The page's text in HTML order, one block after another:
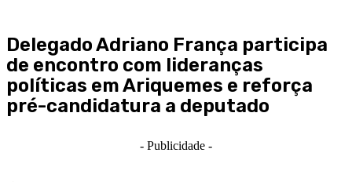
Delegado Adriano França participa
de encontro com lideranças
políticas em Ariquemes e reforça
pré-candidatura a deputado
- Publicidade -